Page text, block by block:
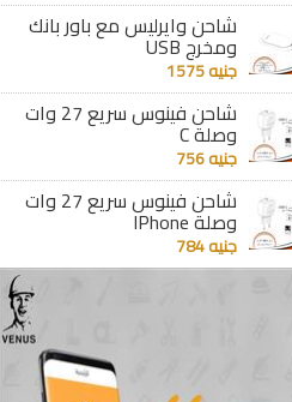
شاحن وايرليس مع باور بانك
ومخرج USB
جنيه 1575
شاحن فينوس سريع 27 وات
وصلة C
جنيه 756
شاحن فينوس سريع 27 وات
وصلة IPhone
جنيه 784
لمبة كأس ليد 4.5
وات أبيض كعب
استارتر
خصومات مختلفه وتصاعدية
جنيه 73
مختلفه وتصاعدية